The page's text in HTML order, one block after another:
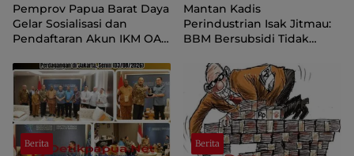
Pemprov Papua Barat Daya
Gelar Sosialisasi dan
Pendaftaran Akun IKM OAP
Mantan Kadis
Perindustrian Isak Jitmau:
BBM Bersubsidi Tidak
Distribusi Perlu Diperkuat
Berita Berita